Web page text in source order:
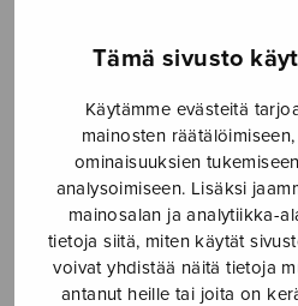
Tämä sivusto
Käytämme evästeitä
mainosten
ominaisuuksien
analysoimiseen. Lisäksi
mainosalan ja analytiikka-
tietoja siitä, miten käytät
voivat yhdistää näitä tietoja
antanut heille tai joita on
SOITINKOULUT JA
SOITINMUSIIKKI
YKSINLAULU